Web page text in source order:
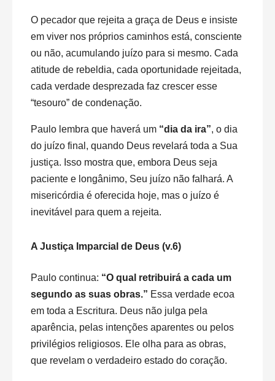
O pecador que rejeita a graça de Deus e insiste
em viver nos próprios caminhos está, consciente
ou não, acumulando juízo para si mesmo. Cada
atitude de rebeldia, cada oportunidade rejeitada,
cada verdade desprezada faz crescer esse
“tesouro” de condenação.
Paulo lembra que haverá um “dia da ira”, o dia
do juízo final, quando Deus revelará toda a Sua
justiça. Isso mostra que, embora Deus seja
paciente e longânimo, Seu juízo não falhará. A
misericórdia é oferecida hoje, mas o juízo é
inevitável para quem a rejeita.
A Justiça Imparcial de Deus (v.6)
Paulo continua: “O qual retribuirá a cada um
segundo as suas obras.” Essa verdade ecoa
em toda a Escritura. Deus não julga pela
aparência, pelas intenções aparentes ou pelos
privilégios religiosos. Ele olha para as obras,
que revelam o verdadeiro estado do coração.